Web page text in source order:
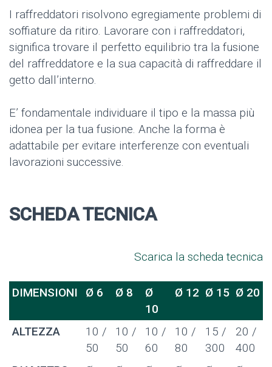
I raffreddatori risolvono egregiamente problemi di
soffiature da ritiro. Lavorare con i raffreddatori,
significa trovare il perfetto equilibrio tra la fusione
del raffreddatore e la sua capacità di raffreddare il
getto dall’interno.
E’ fondamentale individuare il tipo e la massa più
idonea per la tua fusione. Anche la forma è
adattabile per evitare interferenze con eventuali
lavorazioni successive.
SCHEDA TECNICA
Scarica la scheda tecnica
DIMENSIONI Ø 6 Ø 8
Ø
10
Ø 12 Ø 15 Ø 20
ALTEZZA
10 /
50
10 /
50
10 /
60
10 /
80
15 /
300
20 /
400